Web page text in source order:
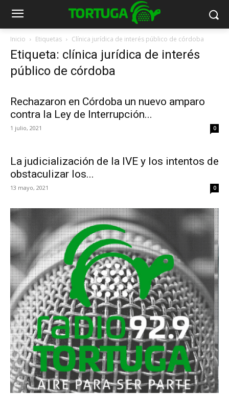
Inicio Etiquetas Clínica jurídica de interés público de córdoba
Etiqueta: clínica jurídica de interés
público de córdoba
Rechazaron en Córdoba un nuevo amparo
contra la Ley de Interrupción...
1 julio, 2021 0
La judicialización de la IVE y los intentos de
obstaculizar los...
13 mayo, 2021 0